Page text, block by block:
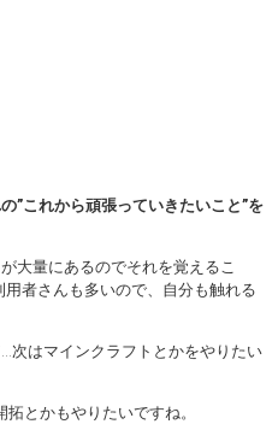
”これから頑張っていきたいこと”を
大量にあるのでそれを覚えるこ
者さんも多いので、自分も触れる
次はマインクラフトとかをやりたい
とかもやりたいですね。